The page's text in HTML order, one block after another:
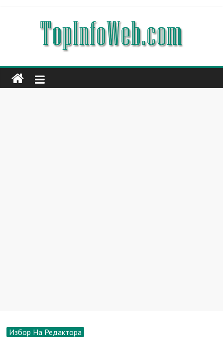
Избор На Редактора